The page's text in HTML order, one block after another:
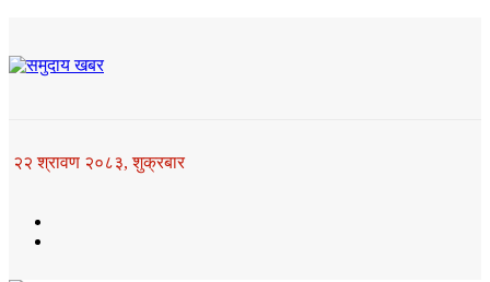
२२ श्रावण २०८३, शुक्रबार